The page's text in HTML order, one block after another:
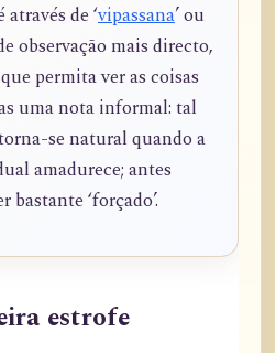
de ‘vipassana’ ou
observação mais directo,
permita ver as coisas
uma nota informal: tal
se natural quando a
amadurece; antes
bastante ‘forçado’.
estrofe